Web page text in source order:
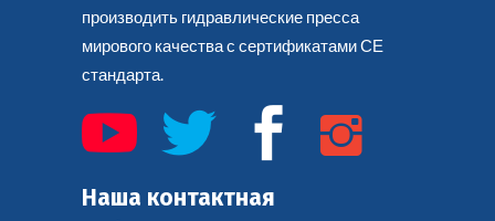
производить гидравлические пресса
мирового качества с сертификатами СЕ
стандарта.
Наша контактная